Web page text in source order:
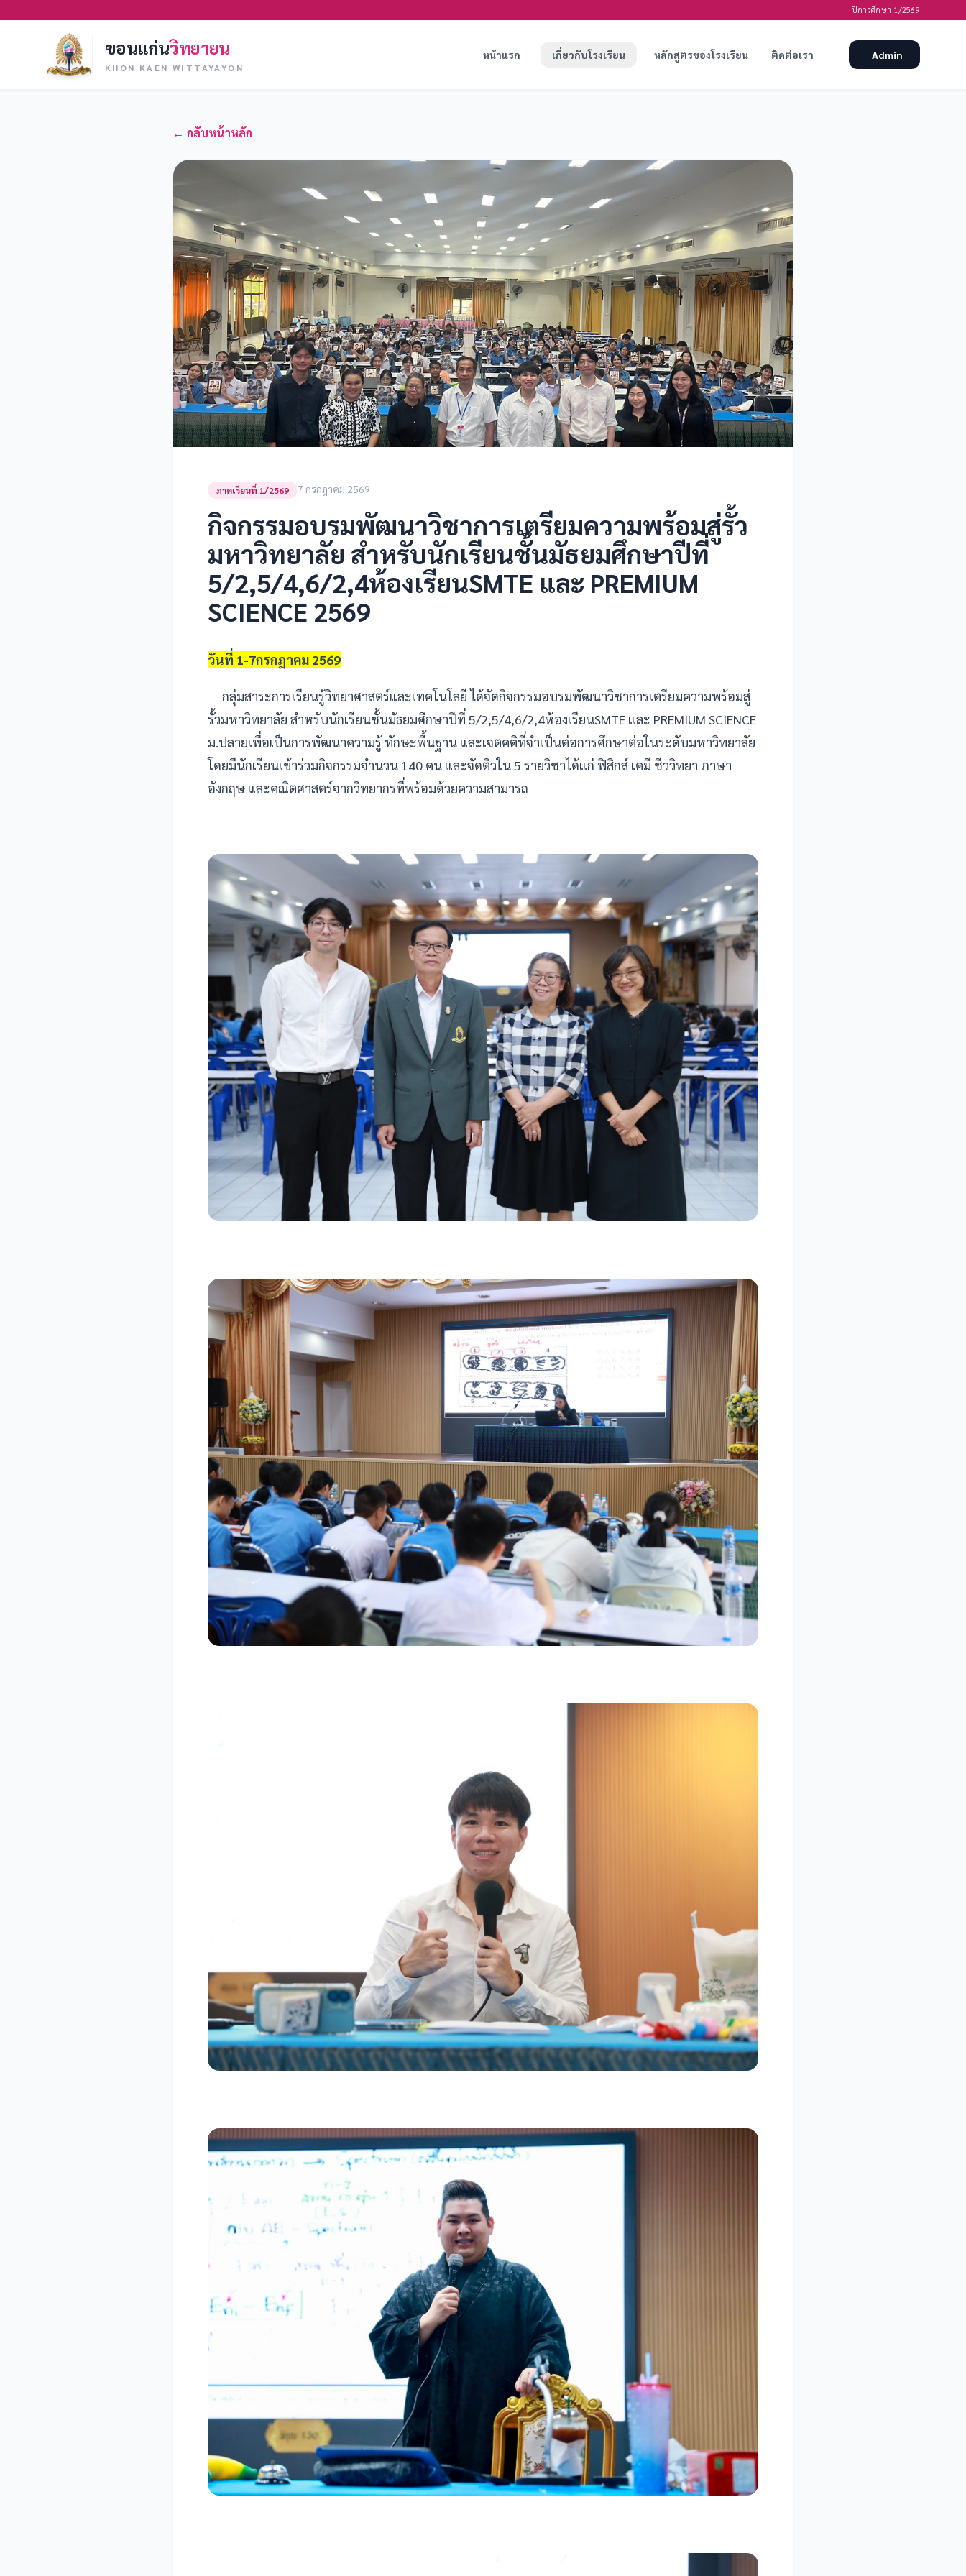
ปีการศึกษา 1/2569
ขอนแก่นวิทยายน
KHON KAEN WITTAYAYON
หน้าแรก เกี่ยวกับโรงเรียน หลักสูตรของโรงเรียน ติดต่อเรา Admin
← กลับหน้าหลัก
ภาคเรียนที่ 1/2569 7 กรกฎาคม 2569
กิจกรรมอบรมพัฒนาวิชาการเตรียมความพร้อมสู่รั้ว
มหาวิทยาลัย สำหรับนักเรียนชั้นมัธยมศึกษาปีที่
5/2,5/4,6/2,4ห้องเรียนSMTE และ PREMIUM
SCIENCE 2569
วันที่ 1-7กรกฎาคม 2569
กลุ่มสาระการเรียนรู้วิทยาศาสตร์และเทคโนโลยี ได้จัดกิจกรรมอบรมพัฒนาวิชาการเตรียมความพร้อมสู่
รั้วมหาวิทยาลัย สำหรับนักเรียนชั้นมัธยมศึกษาปีที่ 5/2,5/4,6/2,4ห้องเรียนSMTE และ PREMIUM SCIENCE
ม.ปลายเพื่อเป็นการพัฒนาความรู้ ทักษะพื้นฐาน และเจตคติที่จำเป็นต่อการศึกษาต่อในระดับมหาวิทยาลัย
โดยมีนักเรียนเข้าร่วมกิจกรรมจำนวน 140 คน และจัดติวใน 5 รายวิชาได้แก่ ฟิสิกส์ เคมี ชีววิทยา ภาษา
อังกฤษ และคณิตศาสตร์จากวิทยากรที่พร้อมด้วยความสามารถ